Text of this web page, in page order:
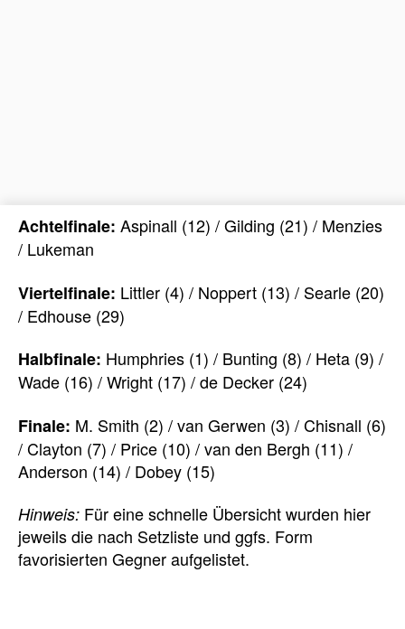
Achtelfinale: Aspinall (12) / Gilding (21) / Menzies
/ Lukeman
Viertelfinale: Littler (4) / Noppert (13) / Searle (20)
/ Edhouse (29)
Halbfinale: Humphries (1) / Bunting (8) / Heta (9) /
Wade (16) / Wright (17) / de Decker (24)
Finale: M. Smith (2) / van Gerwen (3) / Chisnall (6)
/ Clayton (7) / Price (10) / van den Bergh (11) /
Anderson (14) / Dobey (15)
Hinweis: Für eine schnelle Übersicht wurden hier
jeweils die nach Setzliste und ggfs. Form
favorisierten Gegner aufgelistet.